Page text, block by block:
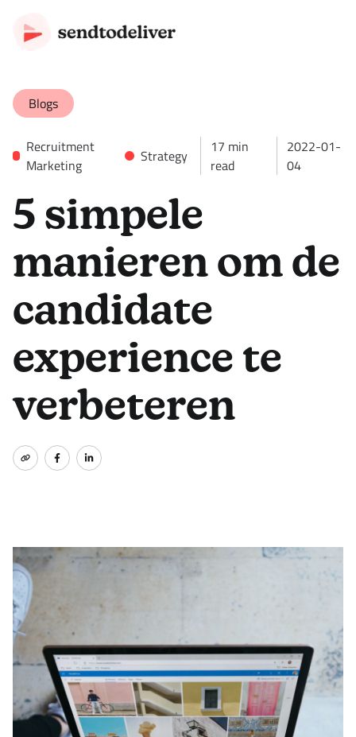
Blogs
Recruitment
Marketing
Strategy
17 min
read
2022-01-
04
5 simpele
manieren om de
candidate
experience te
verbeteren